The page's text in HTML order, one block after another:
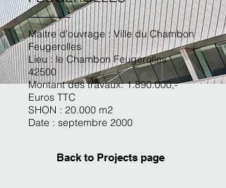
Maitre d'ouvrage : Ville du Chambon
Feugerolles
Lieu : le Chambon Feugerolles
42500
Montant des travaux:1.890.000,-
Euros TTC
SHON : 20.000 m2
Date : septembre 2000
Back to Projects page